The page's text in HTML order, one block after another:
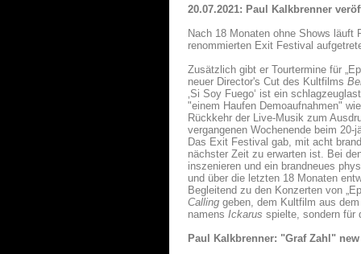
20.07.2021: Paul Kalkbrenner
Nach 18 Monaten ohne Shows
renommierten Exit Festival
Zusätzlich gibt er Tourtermine für
neuer Director's Cut des Kultfilms
‚Si Soy Fuego‘ ist ein
"einem Haufen Demoaufnahmen"
Rückkehr der Live-Musik zum
vergangenen Wochenende beim
Das Exit Festival gab, mit acht
nächster Zeit zu erwarten ist. Bei
inszenieren und ein brandneues
und über die letzten 18 Monaten
Begleitend zu den Konzerten von
Calling geben, dem Kultfilm aus
namens Ickarus spielte, sondern für
Paul Kalkbrenner: "Graf Zahl"